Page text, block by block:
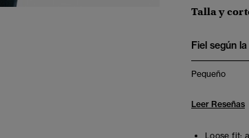
Talla y
Fiel según
Pequeño
Leer Reseñas
Loose fit: